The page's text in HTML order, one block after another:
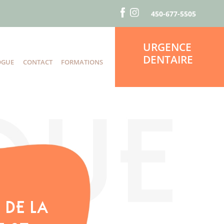
450-677-5505
CONTACT FORMATIONS
URGENCE
DENTAIRE
DE LA